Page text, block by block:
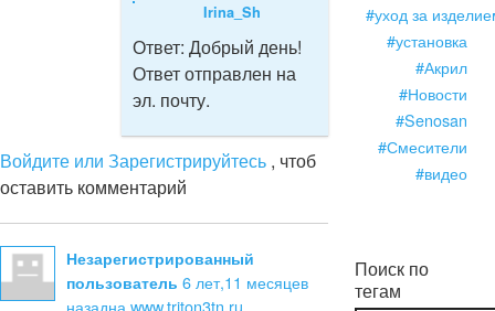
Irina_Sh
Ответ: Добрый день!
Ответ отправлен на
эл. почту.
Войдите или Зарегистрируйтесь , чтоб
оставить комментарий
Незарегистрированный
пользователь 6 лет,11 месяцев
назадна www.triton3tn.ru
#уход за
#установка
#Акрил
#Новости
#Senosan
#Смесители
#видео
Поиск по
тегам